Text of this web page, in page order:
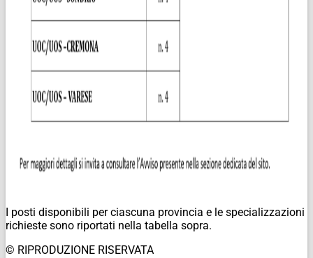
I posti disponibili per ciascuna provincia e le specializzazioni
richieste sono riportati nella tabella sopra.
© RIPRODUZIONE RISERVATA